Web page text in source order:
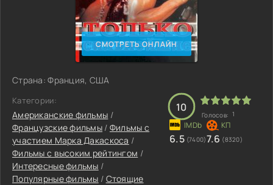
СМОТРЕТЬ ОНЛАЙН
Страна: Франция, США
Категории:
Американские фильмы /
Французские фильмы / Фильмы c
участием Марка Дакаскоса /
Фильмы с высоким рейтингом /
Интересные фильмы /
Популярные фильмы / Стоящие
10
Голосов: 1
6.5 (7400)7.6 (8320)